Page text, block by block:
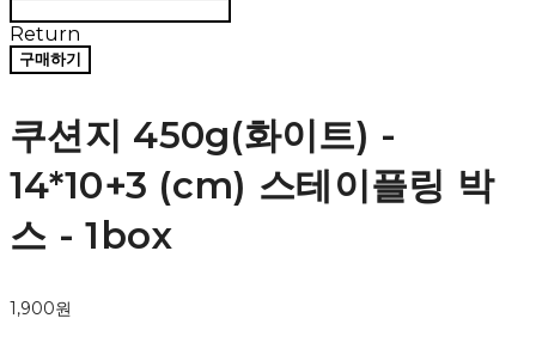
Return
구매하기
쿠션지 450g(화이트) -
14*10+3 (cm) 스테이플링 박
스 - 1box
1,900원